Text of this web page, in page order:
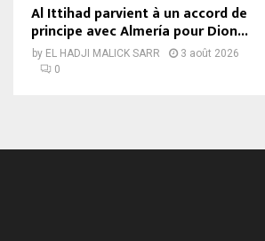
Al Ittihad parvient à un accord de
principe avec Almería pour Dion...
by EL HADJI MALICK SARR
3 août 2026
0